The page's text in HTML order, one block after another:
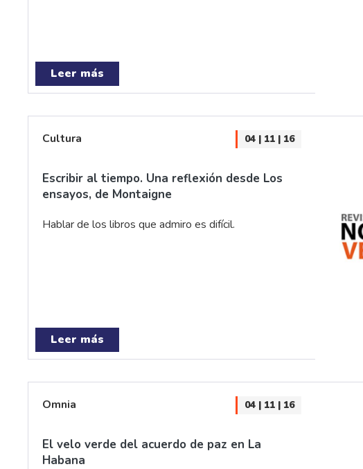
Leer más
Cultura 04 | 11 | 16
Escribir al tiempo. Una reflexión desde Los
ensayos, de Montaigne
Hablar de los libros que admiro es difícil.
Leer más
Omnia 04 | 11 | 16
El velo verde del acuerdo de paz en La
Habana